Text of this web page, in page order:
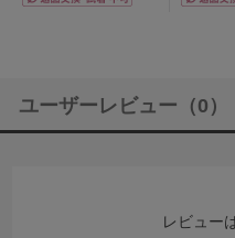
ユーザーレビュー （0）
レビュー